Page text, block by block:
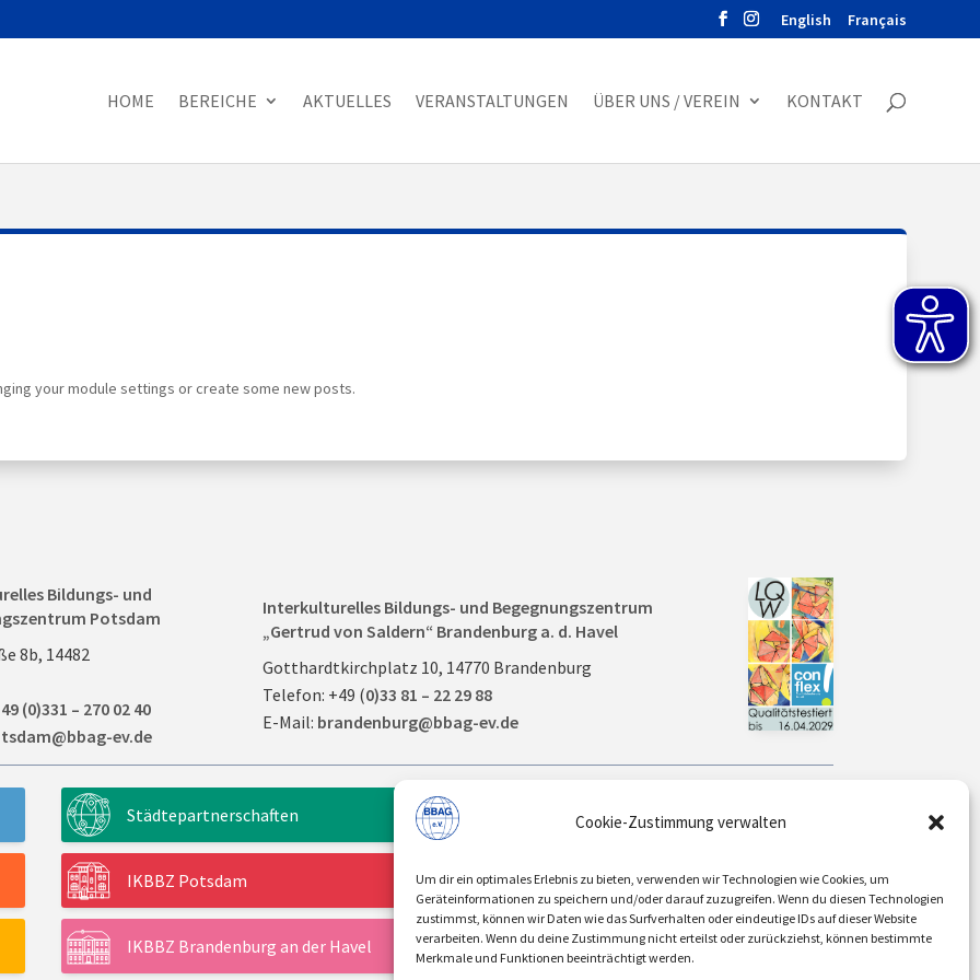
Cookie-Zustimmung verwalten
Um dir ein optimales Erlebnis zu bieten, verwenden wir Technologien wie Cookies, um
Geräteinformationen zu speichern und/oder darauf zuzugreifen. Wenn du diesen Technologien
zustimmst, können wir Daten wie das Surfverhalten oder eindeutige IDs auf dieser Website
verarbeiten. Wenn du deine Zustimmung nicht erteilst oder zurückziehst, können bestimmte
Merkmale und Funktionen beeinträchtigt werden.
English Français
HOME BEREICHE AKTUELLES VERANSTALTUNGEN ÜBER UNS / VEREIN KONTAKT
your module settings or create some new posts.
Bildungs- und
Potsdam
8b, 14482
(0)331 – 270 02 40
ev.de
Interkulturelles Bildungs- und Begegnungszentrum
„Gertrud von Saldern“ Brandenburg a. d. Havel
Gotthardtkirchplatz 10, 14770 Brandenburg
Telefon: +49 (0)33 81 – 22 29 88
E-Mail: brandenburg@bbag-ev.de
Städtepartnerschaften
IKBBZ Potsdam
IKBBZ Brandenburg an der Havel
Veranstaltungen
Über uns / Verein